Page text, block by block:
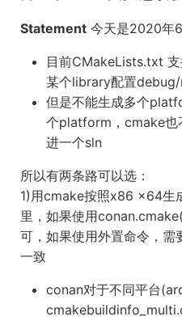
Statement 今天是2020年6
目前CMakeLists.txt
某个library配置
但是不能生成多个
个platform，cmake也
进一个sln
所以有两条路可以选：
1)用cmake按照x86 x64生
里，如果使用
可，如果使用外置命令，
一致
conan对于不同平台